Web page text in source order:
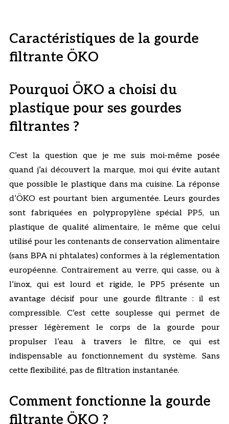
Caractéristiques de la gourde
filtrante ÖKO
Pourquoi ÖKO a choisi du
plastique pour ses gourdes
filtrantes ?
C’est la question que je me suis moi-même posée
quand j’ai découvert la marque, moi qui évite autant
que possible le plastique dans ma cuisine. La réponse
d’ÖKO est pourtant bien argumentée. Leurs gourdes
sont fabriquées en polypropylène spécial PP5, un
plastique de qualité alimentaire, le même que celui
utilisé pour les contenants de conservation alimentaire
(sans BPA ni phtalates) conformes à la réglementation
européenne. Contrairement au verre, qui casse, ou à
l’inox, qui est lourd et rigide, le PP5 présente un
avantage décisif pour une gourde filtrante : il est
compressible. C’est cette souplesse qui permet de
presser légèrement le corps de la gourde pour
propulser l’eau à travers le filtre, ce qui est
indispensable au fonctionnement du système. Sans
cette flexibilité, pas de filtration instantanée.
Comment fonctionne la gourde
filtrante ÖKO ?